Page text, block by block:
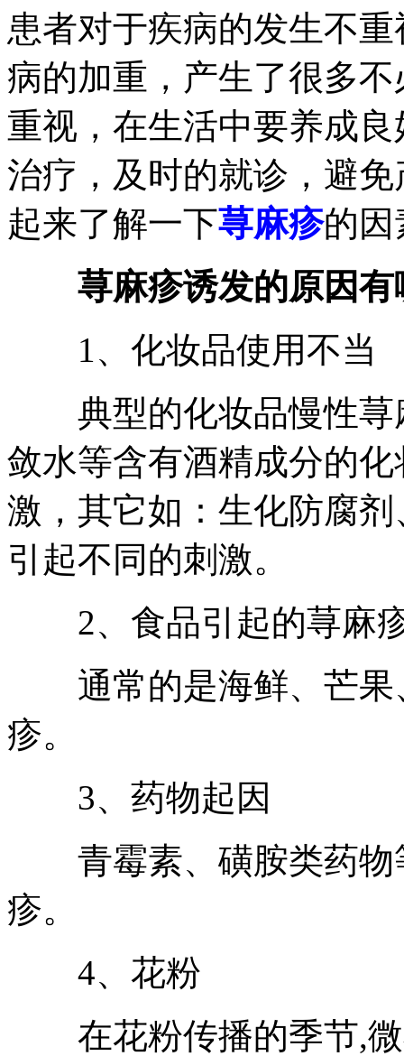
患者对于疾病的发生不
病的加重，产生了很多
重视，在生活中要养成
治疗，及时的就诊，避
起来了解一下荨麻疹的因
荨麻疹诱发的原因有
1、化妆品使用不当
典型的化妆品慢性荨
敛水等含有酒精成分的
激，其它如：生化防腐
引起不同的刺激。
2、食品引起的荨麻
通常的是海鲜、芒果
疹。
3、药物起因
青霉素、磺胺类药物
疹。
4、花粉
在花粉传播的季节,微